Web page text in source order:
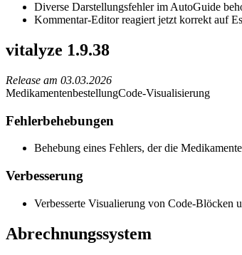
Diverse Darstellungsfehler im AutoGuide
Kommentar-Editor reagiert jetzt korrekt auf
vitalyze 1.9.38
Release am 03.03.2026
MedikamentenbestellungCode-Visualisierung
Fehlerbehebungen
Behebung eines Fehlers, der die
Verbesserung
Verbesserte Visualierung von Code-Blöcken
Abrechnungssystem